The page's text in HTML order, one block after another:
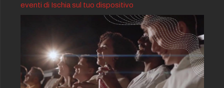
eventi di Ischia sul tuo dispositivo